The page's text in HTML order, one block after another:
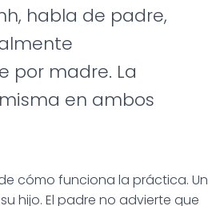
habla de padre,
por madre. La
en ambos
cómo funciona la práctica. Un
hijo. El padre no advierte que